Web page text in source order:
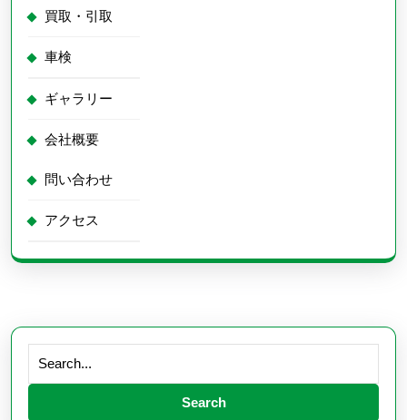
買取・引取
車検
ギャラリー
会社概要
問い合わせ
アクセス
for: